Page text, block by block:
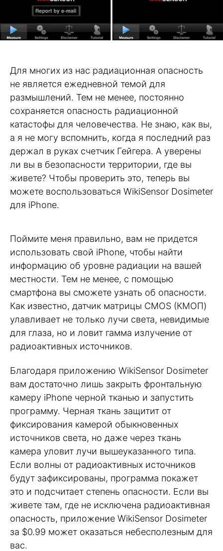
Для многих из нас радиационная опасность
не является ежедневной темой для
размышлений. Тем не менее, постоянно
сохраняется опасность радиационной
катастофы для человечества. Не знаю, как вы,
а я не могу вспомнить, когда я последний раз
держал в руках счетчик Гейгера. А уверены
ли вы в безопасности территории, где вы
живете? Чтобы проверить это, теперь вы
можете воспользоваться WikiSensor Dosimeter
для iPhone.
Поймите меня правильно, вам не придется
использовать свой iPhone, чтобы найти
информацию об уровне радиации на вашей
местности. Тем не менее, с помощью
смартфона вы сможете узнать об опасности.
Как известно, датчик матрицы CMOS (КМОП)
улавливает не только лучи света, невидимые
для глаза, но и ловит гамма излучение от
радиоактивных источников.
Благодаря приложению WikiSensor Dosimeter
вам достаточно лишь закрыть фронтальную
камеру iPhone черной тканью и запустить
программу. Черная ткань защитит от
фиксирования камерой обыкновенных
источников света, но даже через ткань
камера уловит лучи вышеуказанного типа.
Если волны от радиоактивных источников
будут зафиксированы, программа покажет
это и подсчитает степень опасности. Если вы
живете там, где не исключена радиоактивная
опасность, приложение WikiSensor Dosimeter
за $0.99 может оказаться небесполезным для
вас.